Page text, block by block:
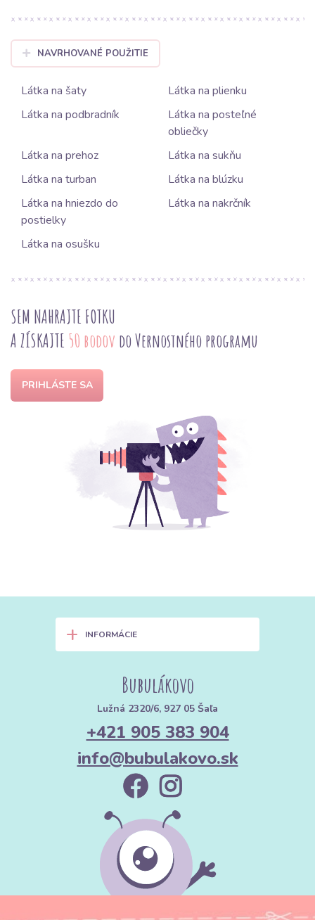
NAVRHOVANÉ POUŽITIE
Látka na šaty
Látka na plienku
Látka na podbradník
Látka na posteľné
obliečky
Látka na prehoz
Látka na sukňu
Látka na turban
Látka na blúzku
Látka na hniezdo do
postielky
Látka na nakrčník
Látka na osušku
SEM NAHRAJTE FOTKU
A ZÍSKAJTE 50 bodov do Vernostného programu
PRIHLÁSTE SA
+ INFORMÁCIE
Bubulákovo
Lužná 2320/6, 927 05 Šaľa
+421 905 383 904
info@bubulakovo.sk